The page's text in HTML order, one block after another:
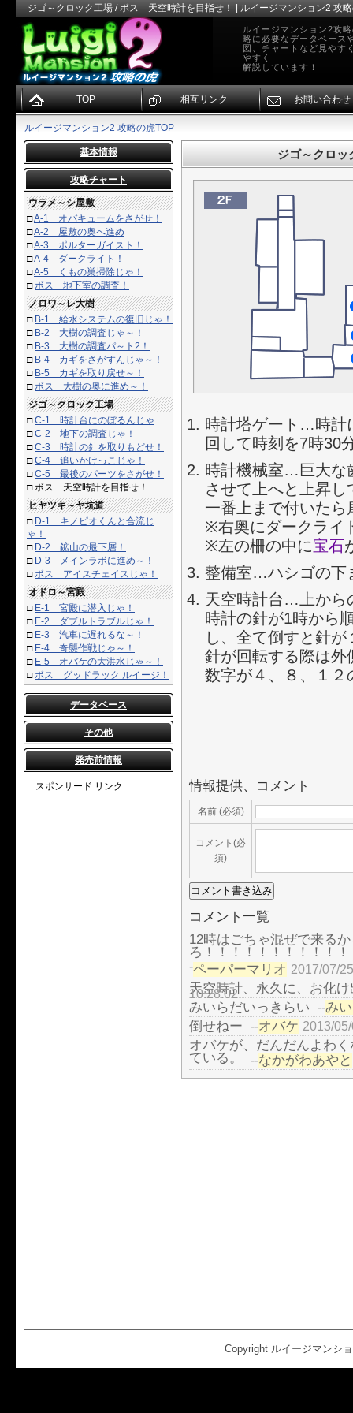
ジゴ～クロック工場 / ボス 天空時計を目指せ！ | ルイージマンション2 攻
ルイージマンション2攻
略に必要なデータベース
図、チャートなど見やす
やすく
解説しています！
ルイージマンション2 攻略の虎TOP
基本情報
攻略チャート
ウラメ～シ屋敷
□A-1 オバキュームをさがせ！
□A-2 屋敷の奥へ進め
□A-3 ポルターガイスト！
□A-4 ダークライト！
□A-5 くもの巣掃除じゃ！
□ボス 地下室の調査！
ノロワ～レ大樹
□ B-1 給水システムの復旧じゃ！
□ B-2 大樹の調査じゃ～！
□ B-3 大樹の調査パ～ト2！
□ B-4 カギをさがすんじゃ～！
□ B-5 カギを取り戻せ～！
□ボス 大樹の奥に進め～！
ジゴ～クロック工場
□C-1 時計台にのぼるんじゃ
□C-2 地下の調査じゃ！
□C-3 時計の針を取りもどせ！
□C-4 追いかけっこじゃ！
□C-5 最後のパーツをさがせ！
□ボス 天空時計を目指せ！
ヒヤツキ～ヤ坑道
□ D-1 キノピオくんと合流じ
ゃ！
□ D-2 鉱山の最下層！
□ D-3 メインラボに進め～！
□ボス アイスチェイスじゃ！
オドロ～宮殿
□ E-1 宮殿に潜入じゃ！
□ E-2 ダブルトラブルじゃ！
□ E-3 汽車に遅れるな～！
□ E-4 奇襲作戦じゃ～！
□ E-5 オバケの大洪水じゃ～！
□ボス グッドラック ルイージ！
データベース
その他
発売前情報
スポンサード リンク
ジゴ～クロ
時計塔ゲート…時計
回して時刻を7時30
時計機械室…巨大な
させて上へと上昇し
一番上まで付いたら
※右奥にダークライ
※左の柵の中に宝石
整備室…ハシゴの下
天空時計台…上から
時計の針が1時から
し、全て倒すと針
針が回転する際は外
数字が４、８、１２
情報提供、コメント
名前 (必須)
コメント(必
須)
コメント一覧
12時はごちゃ混ぜで来る
ろ！！！！！！！！！！
-ペーパーマリオ 2017/07/
天空時計、永久に、お化
10:28:02
みいらだいっきらい --み
倒せねー
--オバケ 2013/
オバケが、だんだんよわ
ている。 --なかがわあやと
Copyright ルイージマンシ
TOP 相互リンク お問い合わせ